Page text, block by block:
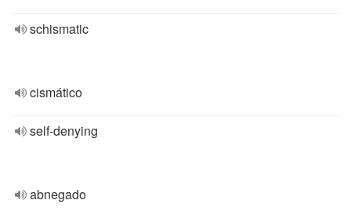
schismatic
cismático
self-denying
abnegado